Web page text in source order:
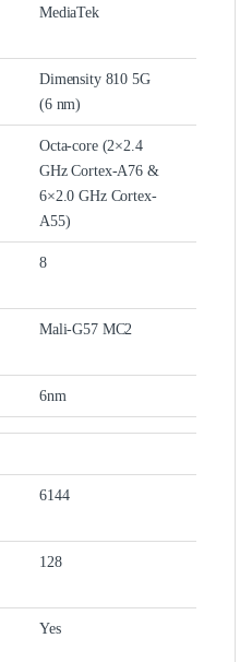
MediaTek
Dimensity 810 5G
(6 nm)
Octa-core (2×2.4
GHz Cortex-A76 &
6×2.0 GHz Cortex-
A55)
8
Mali-G57 MC2
6nm
6144
128
Yes